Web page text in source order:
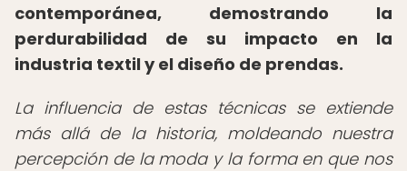
contemporánea, demostrando la
perdurabilidad de su impacto en la
industria textil y el diseño de prendas.
La influencia de estas técnicas se extiende
más allá de la historia, moldeando nuestra
percepción de la moda y la forma en que nos